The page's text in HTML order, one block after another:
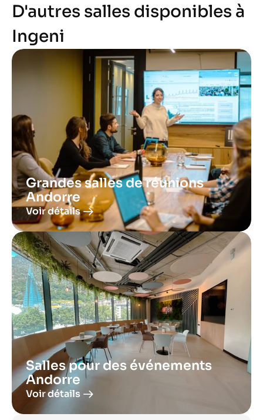
D'autres salles disponibles à
Ingeni
Grandes salles de réunions
Andorre
Voir détails
Salles pour des événements
Andorre
Voir détails